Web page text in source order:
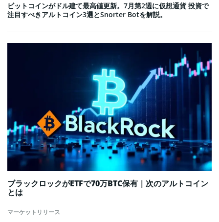
ビットコインがドル建て最高値更新。7月第2週に仮想通貨 投資で
注目すべきアルトコイン3選とSnorter Botを解説。
マーケットリリース
ブラックロックがETFで70万BTC保有｜次のアルトコイン
とは